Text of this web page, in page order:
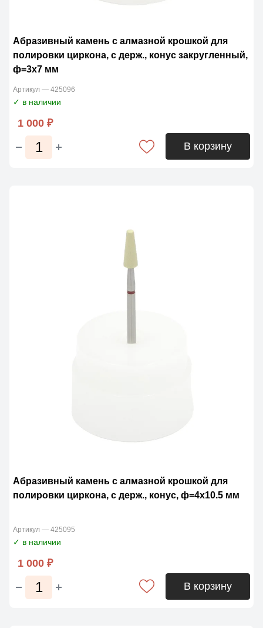
Абразивный камень с алмазной крошкой для
полировки циркона, с держ., конус закругленный,
ф=3х7 мм
Артикул — 425096
✓ в наличии
1 000 ₽
В корзину
Абразивный камень с алмазной крошкой для
полировки циркона, с держ., конус, ф=4х10.5 мм
Артикул — 425095
✓ в наличии
1 000 ₽
В корзину